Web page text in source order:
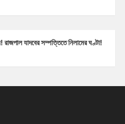
যাদবের সম্পত্তিতে নিলামের ঘণ্টা!